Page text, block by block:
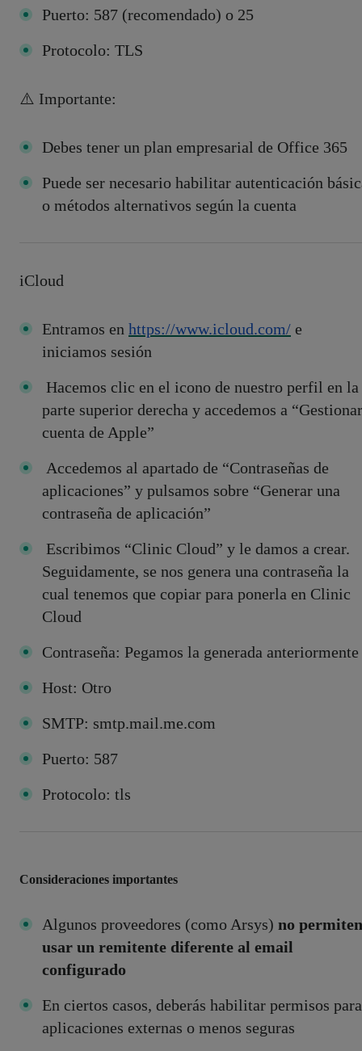
Puerto: 587 (recomendado) o 25
Protocolo: TLS
⚠️ Importante:
Debes tener un plan empresarial de Office 365
Puede ser necesario habilitar autenticación
o métodos alternativos según la cuenta
iCloud
Entramos en https://www.icloud.com/ e
iniciamos sesión
Hacemos clic en el icono de nuestro perfil en la
parte superior derecha y accedemos a “Gestionar
cuenta de Apple”
Accedemos al apartado de “Contraseñas de
aplicaciones” y pulsamos sobre “Generar una
contraseña de aplicación”
Escribimos “Clinic Cloud” y le damos a crear.
Seguidamente, se nos genera una contraseña la
cual tenemos que copiar para ponerla en Clinic
Cloud
Contraseña: Pegamos la generada anteriormente
Host: Otro
SMTP: smtp.mail.me.com
Puerto: 587
Protocolo: tls
Consideraciones importantes
Algunos proveedores (como Arsys) no permiten
usar un remitente diferente al email
configurado
En ciertos casos, deberás habilitar permisos para
aplicaciones externas o menos seguras